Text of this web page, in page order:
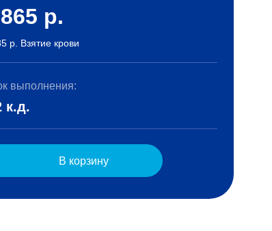
р.
р. Взятие крови
выполнения:
к.д.
В корзину